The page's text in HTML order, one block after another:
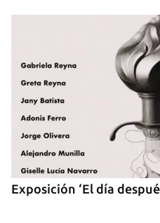
Exposición ‘El día